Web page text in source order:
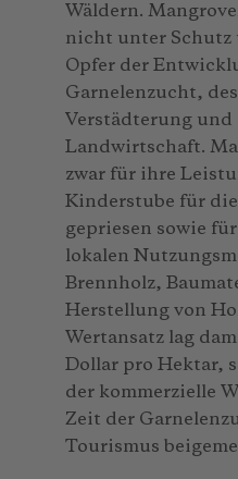
Wäldern.
nicht unter Schutz
Opfer der
Garnelenzucht,
Verstädterung
Landwirtschaft.
zwar für ihre
Kinderstube für
gepriesen sowie
lokalen
Brennholz,
Herstellung von
Wertansatz lag
Dollar pro Hektar,
der kommerzielle
Zeit der
Tourismus